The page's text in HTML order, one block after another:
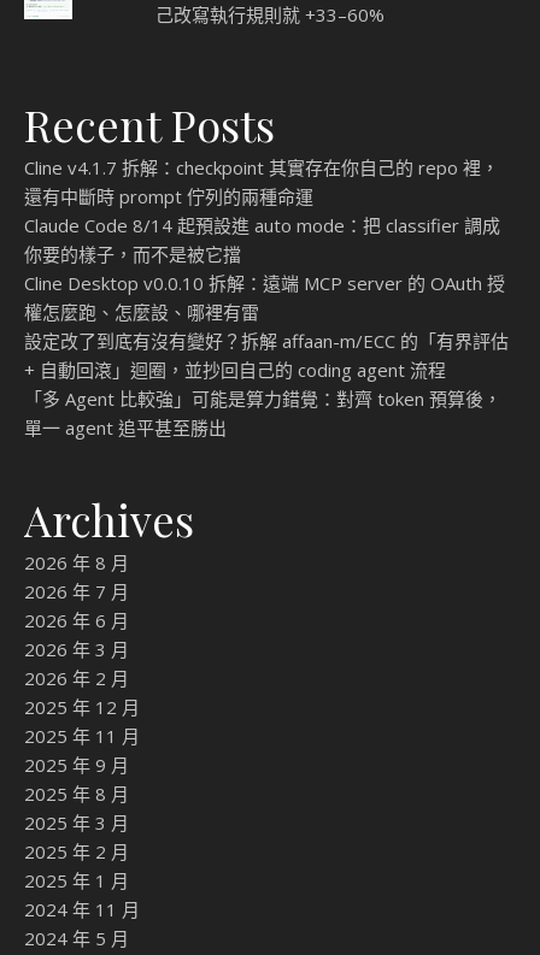
己改寫執行規則就 +33–60%
Recent Posts
Cline v4.1.7 拆解：checkpoint 其實存在你自己的 repo 裡，
還有中斷時 prompt 佇列的兩種命運
Claude Code 8/14 起預設進 auto mode：把 classifier 調成
你要的樣子，而不是被它擋
Cline Desktop v0.0.10 拆解：遠端 MCP server 的 OAuth 授
權怎麼跑、怎麼設、哪裡有雷
設定改了到底有沒有變好？拆解 affaan-m/ECC 的「有界評估
+ 自動回滾」迴圈，並抄回自己的 coding agent 流程
「多 Agent 比較強」可能是算力錯覺：對齊 token 預算後，
單一 agent 追平甚至勝出
Archives
2026 年 8 月
2026 年 7 月
2026 年 6 月
2026 年 3 月
2026 年 2 月
2025 年 12 月
2025 年 11 月
2025 年 9 月
2025 年 8 月
2025 年 3 月
2025 年 2 月
2025 年 1 月
2024 年 11 月
2024 年 5 月